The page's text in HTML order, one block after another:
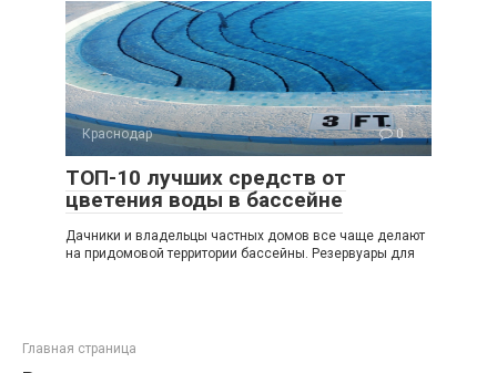
Краснодар 0
ТОП-10 лучших средств от
цветения воды в бассейне
Дачники и владельцы частных домов все чаще делают
на придомовой территории бассейны. Резервуары для
Главная страница